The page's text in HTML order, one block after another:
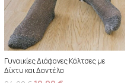
Γυναικίες Διάφανες Κάλτσες με
Δίχτυ και Δαντέλα